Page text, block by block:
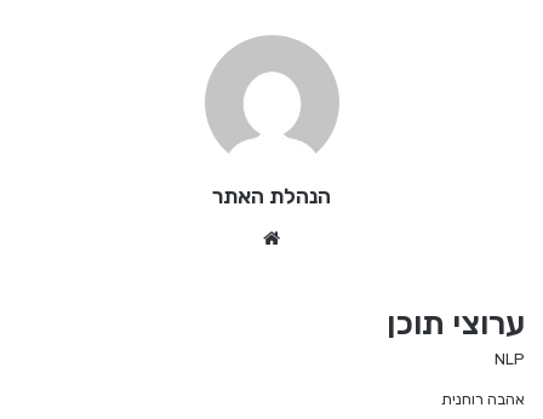
הנהלת האתר
ערוצי תוכן
NLP
אהבה רוחנית